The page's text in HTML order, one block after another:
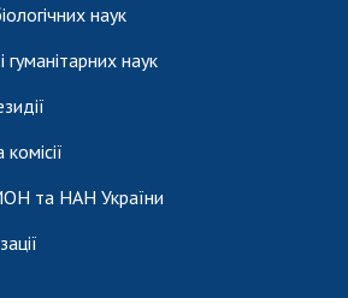
наук
гуманітарних наук
та НАН України